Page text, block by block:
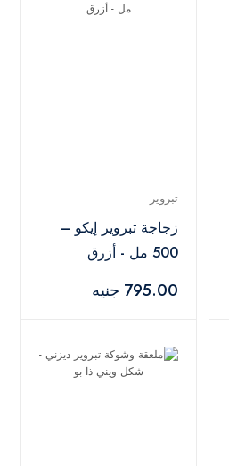
تبروير
زجاجة تبروير إيكو –
500 مل - أزرق
795.00 جنيه